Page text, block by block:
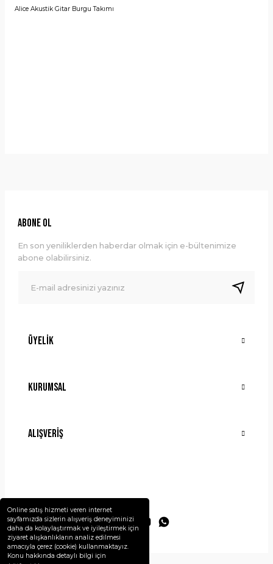
Online satış hizmeti veren internet
sayfamızda sizlerin alışveriş deneyiminizi
daha da kolaylaştırmak ve iyileştirmek için
ziyaret alışkanlıkların analiz edilmesi
amacıyla çerez (cookie) kullanmaktayız.
Konu hakkında detaylı bilgi için
Alice Akustik Gitar Burgu Takımı
Ürün resmi kalitesiz, bozuk veya görüntülenemiyor.
Ürün bilgilerinde hatalar bulunuyor.
Bu ürüne benzer farklı alternatifler olmalı.
Üyelik
Kurumsal
Alışveriş
ABONE OL
En son yeniliklerden haberdar olmak için e-bültenimize
abone olabilirsiniz.